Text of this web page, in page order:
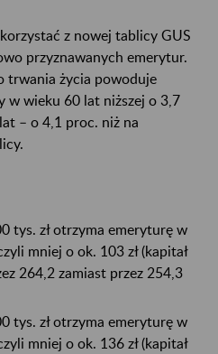
z nowej tablicy GUS
przyznawanych emerytur.
trwania życia powoduje
w wieku 60 lat niższej o 3,7
– o 4,1 proc. niż na
tys. zł otrzyma emeryturę w
mniej o ok. 103 zł (kapitał
264,2 zamiast przez 254,3
tys. zł otrzyma emeryturę w
mniej o ok. 136 zł (kapitał